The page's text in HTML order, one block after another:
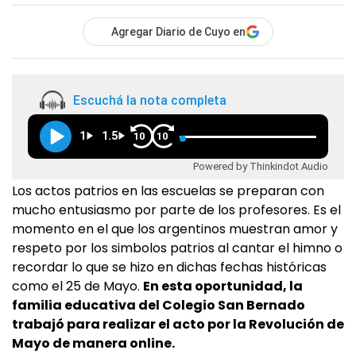
Agregar Diario de Cuyo en
Escuchá la nota completa
1 1.5 10 10
Powered by Thinkindot Audio
Los actos patrios en las escuelas se preparan con
mucho entusiasmo por parte de los profesores. Es el
momento en el que los argentinos muestran amor y
respeto por los simbolos patrios al cantar el himno o
recordar lo que se hizo en dichas fechas históricas
como el 25 de Mayo. En esta oportunidad, la
familia educativa del Colegio San Bernado
trabajó para realizar el acto por la Revolución de
Mayo de manera online.